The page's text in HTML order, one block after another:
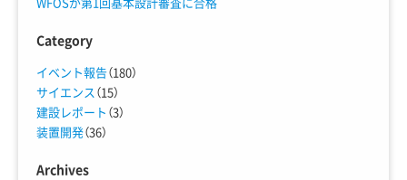
Category
イベント報告（180）
サイエンス （15）
建設レポート （3）
装置開発（36）
Archives